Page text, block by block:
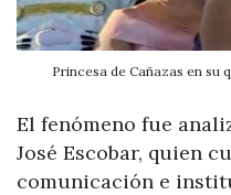
Princesa de Cañazas en su
El fenómeno fue
José Escobar, quien
comunicación e